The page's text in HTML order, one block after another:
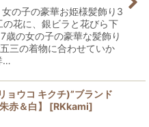
の子の豪華お姫様髪飾り3
の花に、銀ビラと花びら下
歳の女の子の豪華な髪飾り
三の着物に合わせていか
…
ョウコ キクチ)”ブランド
赤＆白】
[RKkami]